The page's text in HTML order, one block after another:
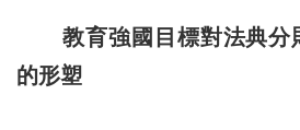
教育強國目標對法典分
的形塑